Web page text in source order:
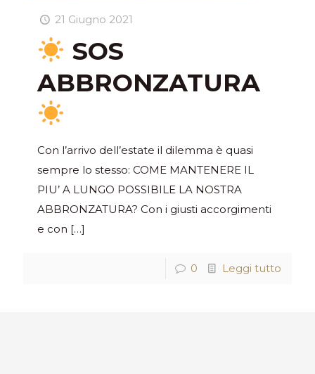
21 Giugno 2021
SOS
ABBRONZATURA
Con l’arrivo dell’estate il dilemma è quasi
sempre lo stesso: COME MANTENERE IL
PIU’ A LUNGO POSSIBILE LA NOSTRA
ABBRONZATURA? Con i giusti accorgimenti
e con […]
0 Leggi tutto